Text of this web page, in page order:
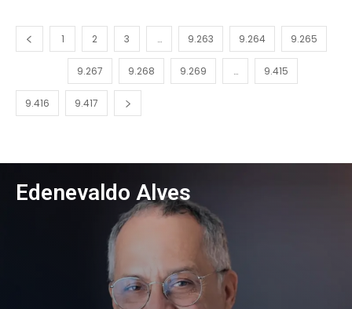
1 2 3 … 9.263 9.264 9.265
9.267 9.268 9.269 … 9.415
9.416 9.417
Edenevaldo Alves